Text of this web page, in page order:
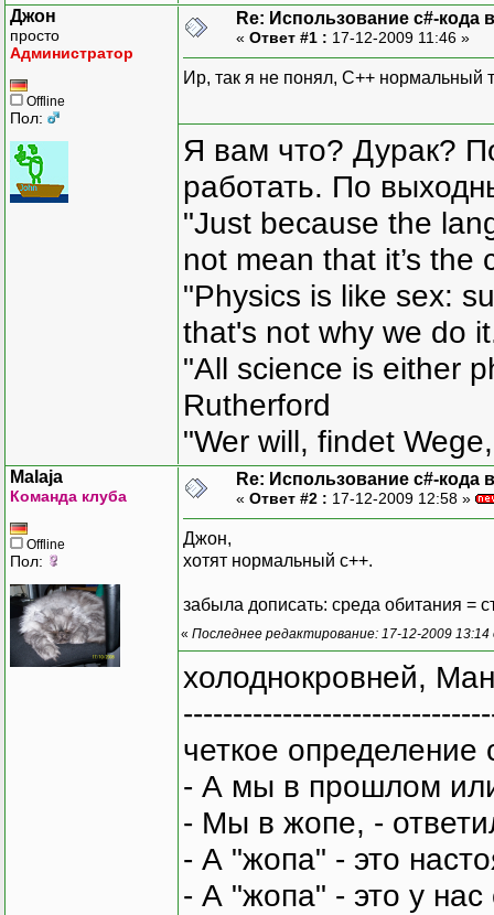
Джон
просто
Администратор
Offline
Пол:
Re: Использование c#-кода
« Ответ #1 : 17-12-2009 11:46 »
Ир, так я не понял, С++ нормальный
Я вам что? Дурак?
работать. По
"Just because the
not mean that it’s the
"Physics is like sex:
that's not why we do
"All science is either
Rutherford
"Wer will, findet
Malaja
Команда клуба
Offline
Пол:
Re: Использование c#-кода
« Ответ #2 : 17-12-2009 12:58 »
Джон,
хотят нормальный с++.
забыла дописать: среда обитания =
« Последнее редактирование: 17-12-2009
холоднокровней,
четкое
- А мы в прошлом
- Мы в жопе, -
- А "жопа" - это
- А "жопа" - это у